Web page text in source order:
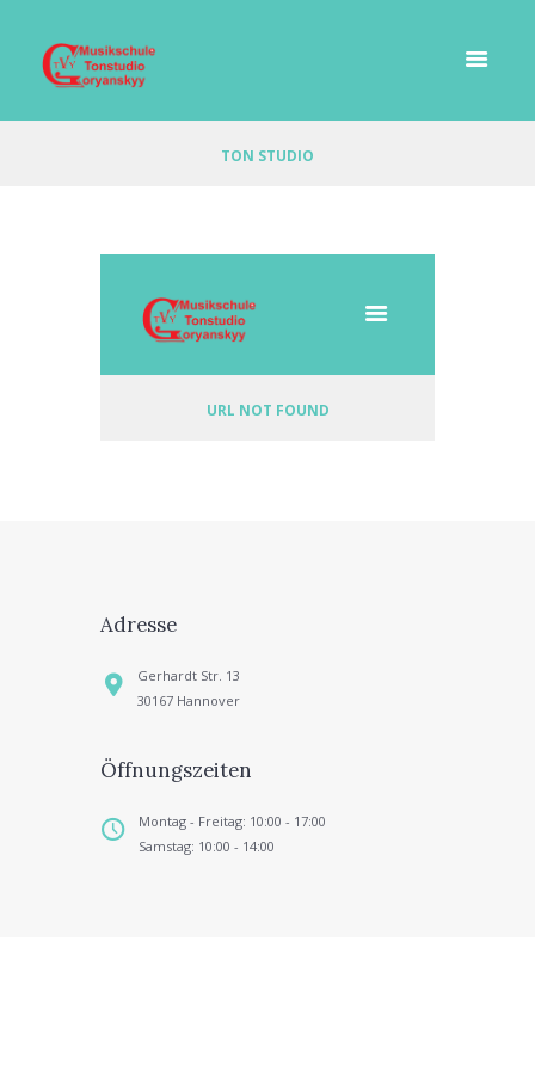
TON STUDIO
Adresse
Gerhardt Str. 13
30167 Hannover
Öffnungszeiten
Montag - Freitag: 10:00 - 17:00
Samstag: 10:00 - 14:00